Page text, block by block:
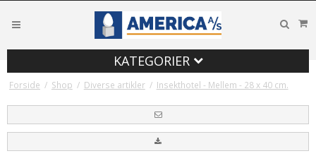
KATEGORIER
Forside / Shop / Diverse artikler / Insekthotel - Mellem - 28 x 40 cm.